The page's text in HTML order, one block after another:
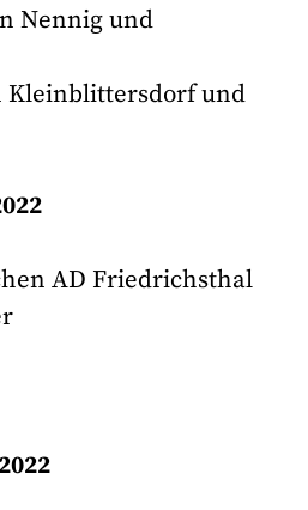
Nennig und
Kleinblittersdorf und
AD Friedrichsthal